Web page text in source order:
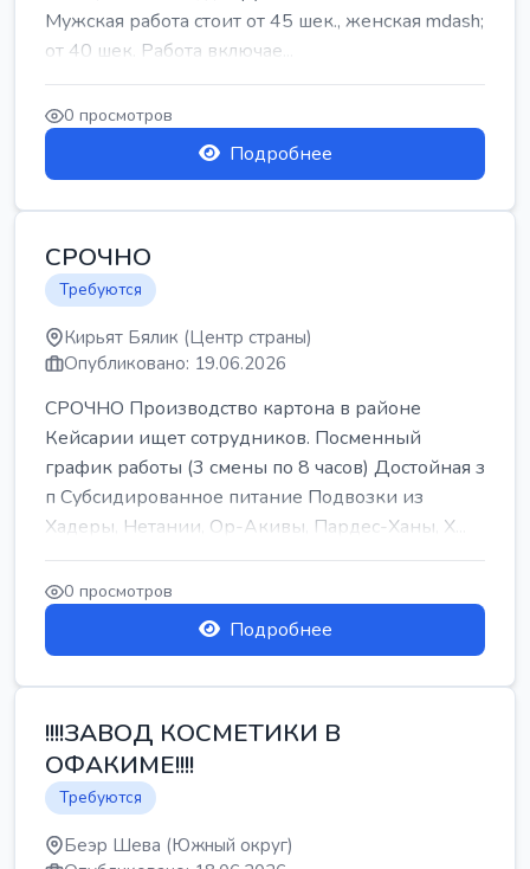
Мужская работа стоит от 45 шек., женская mdash;
от 40 шек. Работа включае...
0 просмотров
Подробнее
СРОЧНО
Требуются
Кирьят Бялик (Центр страны)
Опубликовано: 19.06.2026
СРОЧНО Производство картона в районе
Кейсарии ищет сотрудников. Посменный
график работы (3 смены по 8 часов) Достойная з
п Субсидированное питание Подвозки из
Хадеры, Нетании, Ор-Акивы, Пардес-Ханы, Х...
0 просмотров
Подробнее
!!!!ЗАВОД КОСМЕТИКИ В
ОФАКИМЕ!!!!
Требуются
Беэр Шева (Южный округ)